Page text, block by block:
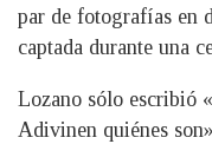
par de fotografías en
captada durante una
Lozano sólo escribió
Adivinen quiénes